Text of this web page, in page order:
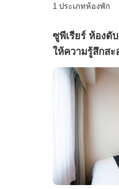
1 ประเภทห้องพัก
ซูพีเรียร์ ห้องดั
ให้ความรู้สึกสะ